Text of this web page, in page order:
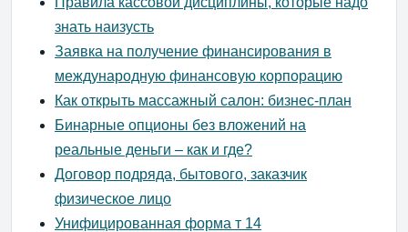
знать наизусть
Заявка на получение финансирования в
международную финансовую корпорацию
Как открыть массажный салон: бизнес-план
Бинарные опционы без вложений на
реальные деньги – как и где?
Договор подряда, бытового, заказчик
физическое лицо
Унифицированная форма т 14